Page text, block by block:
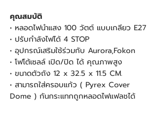
คุณสมบัติ
• หลอดไฟนำแสง 100 วัตต์ แบบเกลียว E27
• ปรับกำลังไฟได้ 4 STOP
• อุปกรณ์เสริมใช้ร่วมกับ Aurora,Fokon
• โฟโต้เซลล์ เปิด/ปิด ได้ คุณภาพสูง
• ขนาดตัวถัง 12 x 32.5 x 11.5 CM.
• สามารถใส่ครอบแก้ว ( Pyrex Cover
Dome ) กันกระแทกถูกหลอดไฟแฟลชได้